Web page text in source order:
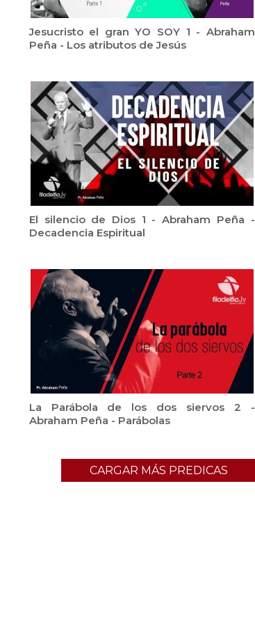
Jesucristo el gran YO SOY 1 - Abraham
Peña - Los atributos de Jesús
El silencio de Dios 1 - Abraham Peña -
Decadencia Espiritual
La Parábola de los dos siervos 2 -
Abraham Peña - Parábolas
CARGAR MÁS PREDICAS